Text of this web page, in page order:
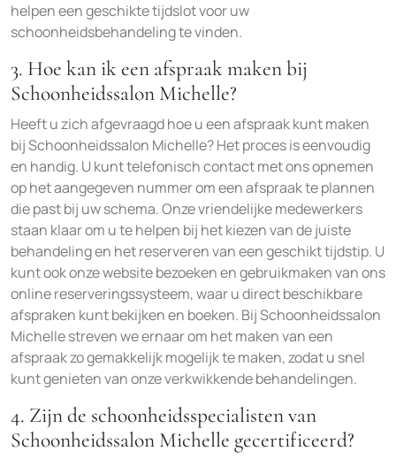
helpen een geschikte tijdslot voor uw
schoonheidsbehandeling te vinden.
3. Hoe kan ik een afspraak maken bij
Schoonheidssalon Michelle?
Heeft u zich afgevraagd hoe u een afspraak kunt maken
bij Schoonheidssalon Michelle? Het proces is eenvoudig
en handig. U kunt telefonisch contact met ons opnemen
op het aangegeven nummer om een afspraak te plannen
die past bij uw schema. Onze vriendelijke medewerkers
staan klaar om u te helpen bij het kiezen van de juiste
behandeling en het reserveren van een geschikt tijdstip. U
kunt ook onze website bezoeken en gebruikmaken van ons
online reserveringssysteem, waar u direct beschikbare
afspraken kunt bekijken en boeken. Bij Schoonheidssalon
Michelle streven we ernaar om het maken van een
afspraak zo gemakkelijk mogelijk te maken, zodat u snel
kunt genieten van onze verkwikkende behandelingen.
4. Zijn de schoonheidsspecialisten van
Schoonheidssalon Michelle gecertificeerd?